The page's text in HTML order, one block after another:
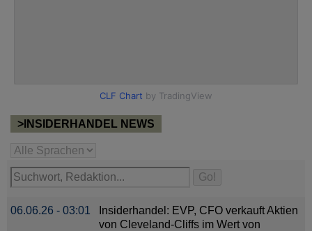
>INSIDERHANDEL NEWS
06.06.26 - 03:01
Insiderhandel: EVP, CFO verkauft Aktien
von Cleveland-Cliffs im Wert von